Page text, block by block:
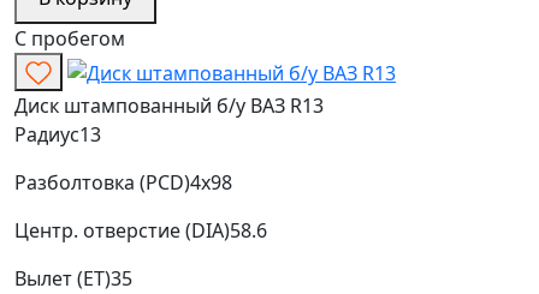
С пробегом
Диск штампованный б/у ВАЗ R13
Радиус13
Разболтовка (PCD)4x98
Центр. отверстие (DIA)58.6
Вылет (ET)35